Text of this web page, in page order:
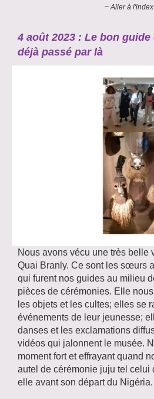
~ Aller à
4 août 2023 : Le bon
déjà passé par là
Nous avons vécu une très belle
Quai Branly. Ce sont les sœurs
qui furent nos guides au milieu
pièces de cérémonies. Elle
les objets et les cultes; elles se
événements de leur jeunesse;
danses et les exclamations
vidéos qui jalonnent le musée.
moment fort et effrayant quand
autel de cérémonie juju tel celui
elle avant son départ du Nigéria.